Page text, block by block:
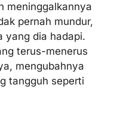
meninggalkannya
pernah mundur,
yang dia hadapi.
terus-menerus
mengubahnya
tangguh seperti